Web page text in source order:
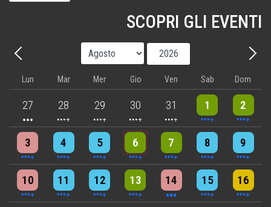
SCOPRI GLI EVENTI
Precedente - Mese
Anno
Lun Mar Mer Gio Ven Sab Dom
27
3 events 28
4 events 29
5 events 30
5 events 31
5 events 1
10 events 2
8 events
3
4 events 4
4 events 5
7 events 6
6 events 7
5 events 8
7 events 9
8 events
10
6 events 11
7 events 12
7 events 13
9 events 14
3 events 15
6 events 16
4 events